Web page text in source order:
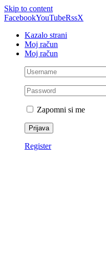
Skip to content
FacebookYouTubeRssX
Kazalo strani
Moj račun
Moj račun
Zapomni si me
Register